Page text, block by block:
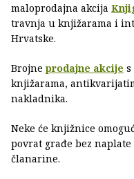
maloprodajna akcija
travnja u knjižarama i
Hrvatske.
Brojne prodajne akcije s
knjižarama,
nakladnika.
Neke će knjižnice
povrat građe bez
članarine.